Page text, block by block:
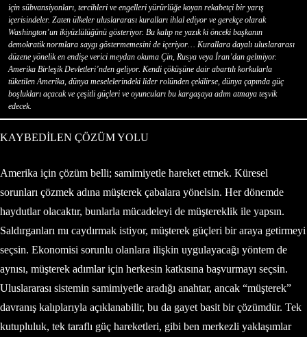
için sübvansiyonları, tercihleri ve engelleri yürürlüğe koyan rekabetçi bir yarış
içerisindeler. Zaten ülkeler uluslararası kuralları ihlal ediyor ve gerekçe olarak
Washington’un ikiyüzlülüğünü gösteriyor. Bu kalıp ne yazık ki önceki başkanın
demokratik normlara saygı göstermemesini de içeriyor… Kurallara dayalı uluslararası
düzene yönelik en endişe verici meydan okuma Çin, Rusya veya İran’dan gelmiyor.
Amerika Birleşik Devletleri’nden geliyor. Kendi çöküşüne dair abartılı korkularla
tüketilen Amerika, dünya meselelerindeki lider rolünden çekilirse, dünya çapında güç
boşlukları açacak ve çeşitli güçleri ve oyuncuları bu kargaşaya adım atmaya teşvik
edecek.
KAYBEDİLEN ÇÖZÜM YOLU
Amerika için çözüm belli; samimiyetle hareket etmek. Küresel
sorunları çözmek adına müşterek çabalara yönelsin. Her dönemde
haydutlar olacaktır, bunlarla mücadeleyi de müştereklik ile yapsın.
Saldırganları mı caydırmak istiyor, müşterek güçleri bir araya getirmeyi
seçsin. Ekonomisi sorunlu olanlara ilişkin uygulayacağı yöntem de
aynısı, müşterek adımlar için herkesin katkısına başvurmayı seçsin.
Uluslararası sistemin samimiyetle aradığı anahtar, ancak “müşterek”
davranış kalıplarıyla açıklanabilir, bu da gayet basit bir çözümdür. Tek
kutupluluk, tek taraflı güç hareketleri, gibi ben merkezli yaklaşımlar